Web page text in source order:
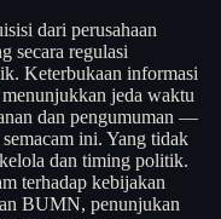
dari perusahaan
secara regulasi
Keterbukaan informasi
jeda waktu
dan pengumuman —
ini. Yang tidak
dan timing politik.
terhadap kebijakan
BUMN, penunjukan